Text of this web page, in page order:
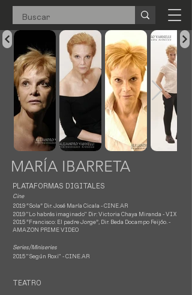
MARÍA IBARRETA
PLATAFORMAS DIGITALES
Cine
2019 “Sola” Dir. José María Cicala -CINE.AR
2019 "Lo habrás imaginado" Dir: Victoria Chaya Miranda - VIX
2015 “Francisco: El padre Jorge”, Dir. Beda Docampo Feijóo. -
AMAZON PRIME VIDEO
Series/Miniseries
2015 "Según Roxi" - CINE.AR
TEATRO